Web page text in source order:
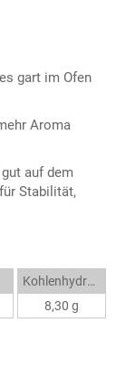
gart im Ofen
Aroma
auf dem
Stabilität,
Kohlenhydrate
8,30 g